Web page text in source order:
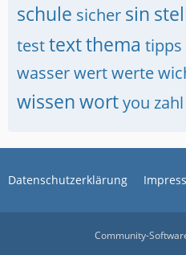
schule sicher sin
testtextthema tipps
wasserwertwerte
wissenwortyou zahl
Datenschutzerklärung
Community-